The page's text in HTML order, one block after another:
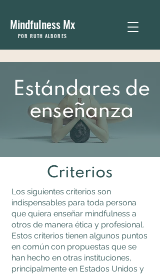
Mindfulness Mx
POR RUTH ALBORES
Estándares de
enseñanza
Criterios
Los siguientes criterios son
indispensables para toda persona
que quiera enseñar mindfulness a
otros de manera ética y profesional.
Estos criterios tienen algunos puntos
en común con propuestas que se
han hecho en otras instituciones,
principalmente en Estados Unidos y